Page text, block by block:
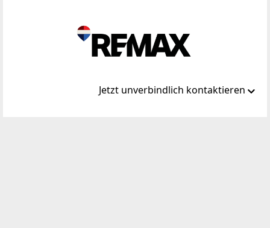
Jetzt unverbindlich kontaktieren